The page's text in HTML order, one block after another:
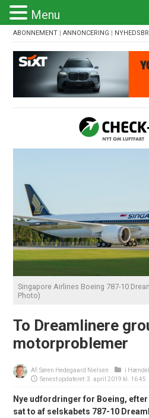
ABONNEMENT |ANNONCERING |
Singapore Airlines Boeing 787-10
Photo)
To Dreamlinere
motorproblemer
Af:Søren Hedegaard Nielsen i
Senest opdateret: 3. april 2019 kl. 16:45
Nye udfordringer for Boeing,
sat to af selskabets 787-10
Menu